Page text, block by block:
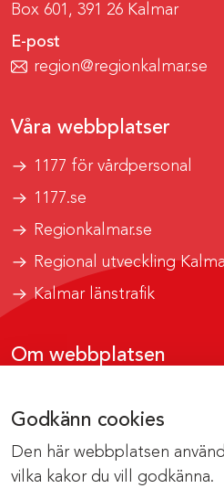
Godkänn cookies
Den här webbplatsen
vilka kakor du vill godkänna.
Box 601, 391 26 Kalmar
E-post
region@regionkalmar.se
Våra webbplatser
1177 för vårdpersonal
1177.se
Regionkalmar.se
Regional utveckling
Kalmar länstrafik
Om webbplatsen
Om cookies
Kontakta